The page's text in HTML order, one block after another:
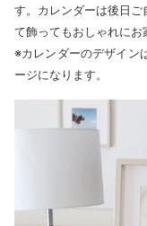
す。カレンダーは後日
て飾ってもおしゃれにお
※カレンダーのデザイン
ージになります。